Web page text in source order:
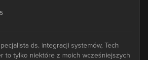
ds. integracji systemów, Tech
to tylko niektóre z moich wcześniejszych